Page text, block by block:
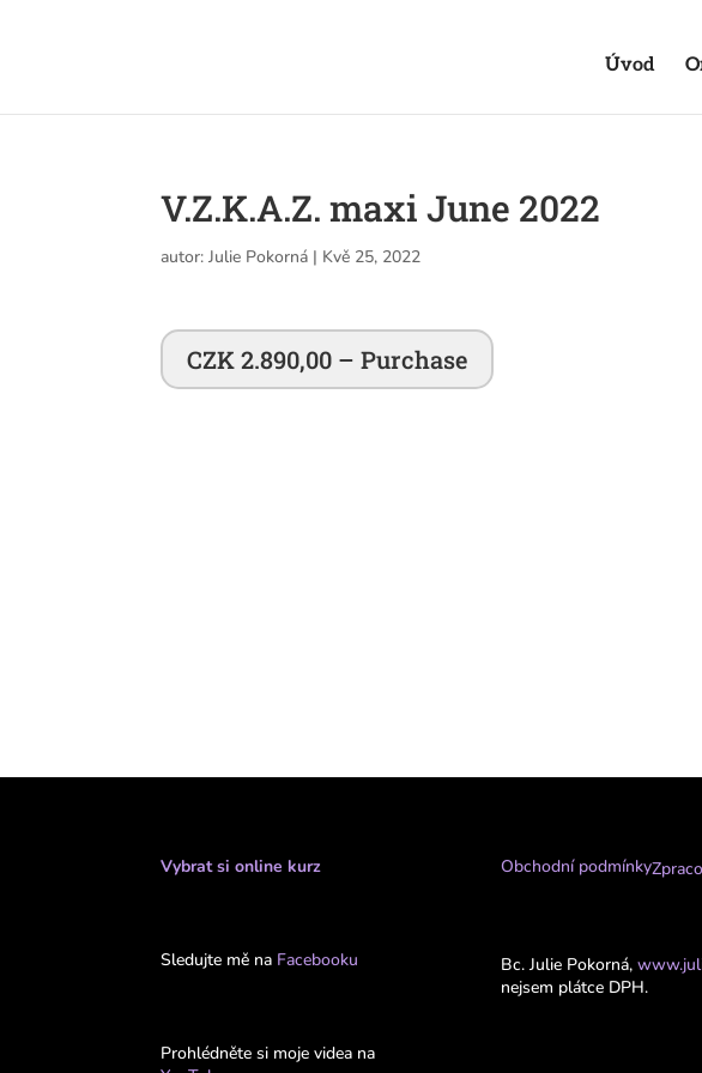
Úvod
V.Z.K.A.Z. maxi June 2022
autor:Julie Pokorná | Kvě 25, 2022
CZK 2.890,00 – Purchase
Vybrat si online kurz
Sledujte mě na Facebooku
Prohlédněte si moje videa na
Obchodní podmínky
Bc. Julie Pokorná,
nejsem plátce DPH.